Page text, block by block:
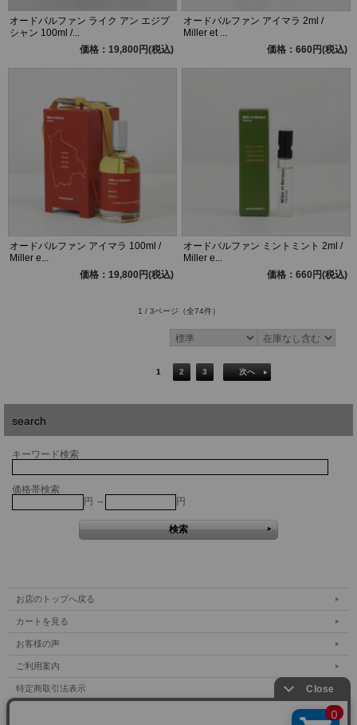
オードパルファン ライク アン エジプ
シャン 100ml /...
価格：19,800円(税込)
オードパルファン アイマラ 2ml /
Miller et ...
価格：660円(税込)
オードパルファン アイマラ 100ml /
Miller e...
価格：19,800円(税込)
オードパルファン ミントミント 2ml /
Miller e...
価格：660円(税込)
1 / 3ページ （全74件）
1 2 3 次へ
search
キーワード検索
価格帯検索
円 ～
円
お店のトップへ戻る
カートを見る
お客様の声
ご利用案内
特定商取引法表示